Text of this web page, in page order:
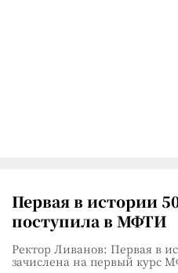
Первая в истории
поступила в МФТИ
Ректор Ливанов: Первая в
зачислена на первый курс